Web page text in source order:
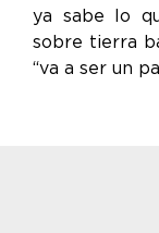
ya sabe lo
sobre tierra
“va a ser un